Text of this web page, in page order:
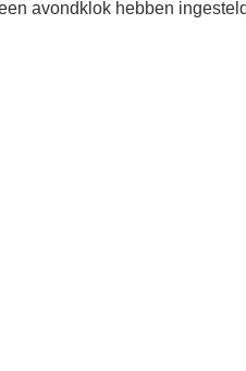
avondklok hebben